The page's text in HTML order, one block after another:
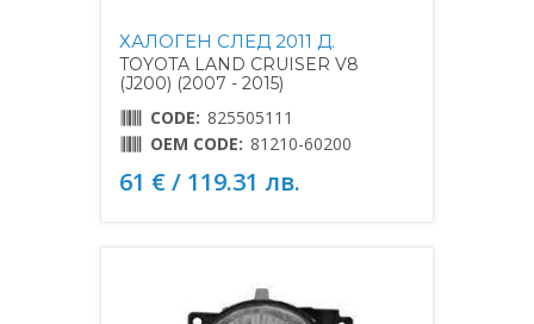
ХАЛОГЕН СЛЕД 2011 Д.
TOYOTA LAND CRUISER V8
(J200) (2007 - 2015)
CODE: 825505111
OEM CODE: 81210-60200
61 € / 119.31 лв.